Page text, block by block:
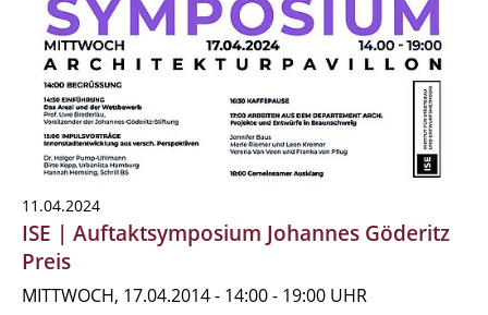
11.04.2024
ISE | Auftaktsymposium Johannes Göderitz
Preis
MITTWOCH, 17.04.2014 - 14:00 - 19:00 UHR